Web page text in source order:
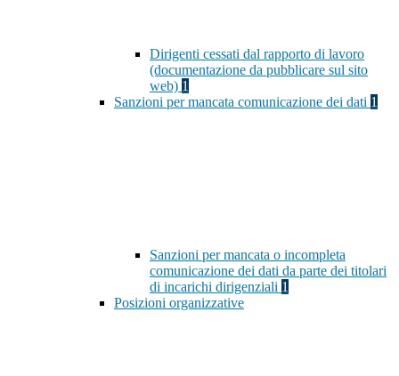
Dirigenti cessati dal rapporto di lavoro
(documentazione da pubblicare sul sito
web) 1
Sanzioni per mancata comunicazione dei dati 1
Sanzioni per mancata o incompleta
comunicazione dei dati da parte dei titolari
di incarichi dirigenziali 1
Posizioni organizzative